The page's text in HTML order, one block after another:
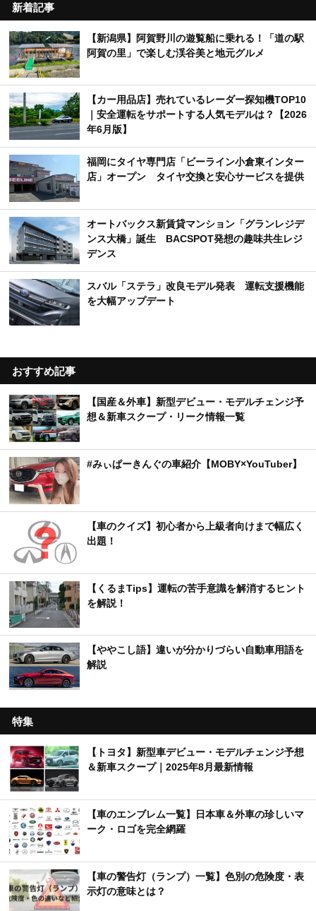
新着記事
【新潟県】阿賀野川の遊覧船に乗れる！「道の駅
阿賀の里」で楽しむ渓谷美と地元グルメ
【カー用品店】売れているレーダー探知機TOP10
｜安全運転をサポートする人気モデルは？【2026
年6月版】
福岡にタイヤ専門店「ビーライン小倉東インター
店」オープン タイヤ交換と安心サービスを提供
オートバックス新賃貸マンション「グランレジデ
ンス大橋」誕生 BACSPOT発想の趣味共生レジ
デンス
スバル「ステラ」改良モデル発表 運転支援機能
を大幅アップデート
おすすめ記事
【国産＆外車】新型デビュー・モデルチェンジ予
想＆新車スクープ・リーク情報一覧
#みぃぱーきんぐの車紹介【MOBY×YouTuber】
【車のクイズ】初心者から上級者向けまで幅広く
出題！
【くるまTips】運転の苦手意識を解消するヒント
を解説！
【ややこし語】違いが分かりづらい自動車用語を
解説
特集
【トヨタ】新型車デビュー・モデルチェンジ予想
＆新車スクープ｜2025年8月最新情報
【車のエンブレム一覧】日本車＆外車の珍しいマ
ーク・ロゴを完全網羅
【車の警告灯（ランプ）一覧】色別の危険度・表
示灯の意味とは？